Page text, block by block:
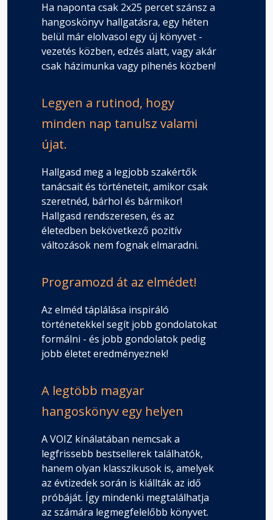
Ha naponta csak 2x25 percet szánsz a
hangoskönyv hallgatásra, egy héten
belül már elolvasol egy új könyvet -
vezetés közben, edzés alatt, vagy akár
csak házimunka vagy pihenés közben!
Legyen a rutinod, hogy
minden nap tanulsz valami
újat.
Hallgasd meg a legjobb szakértők
tanácsait és történeteit, amikor csak
szeretnéd, bárhol és bármikor!
Hallgasd rendszeresen, és az
életedben bekövetkező pozitív
változások nem fognak elmaradni.
Programozd át az elmédet!
Az elméd táplálása inspiráló
történetekkel segít jobb gondolatokat
formálni - és jobb gondolatok pedig
jobb életet eredményeznek!
A legtöbb magyar
hangoskönyv egy helyen
A VOIZ kínálatában nemcsak a
legfrissebb bestsellerek találhatók,
hanem olyan klasszikusok is, amelyek
az évtizedek során is kiállták az idő
próbáját. Így mindenki megtalálhatja
az számára legmegfelelőbb könyvet.